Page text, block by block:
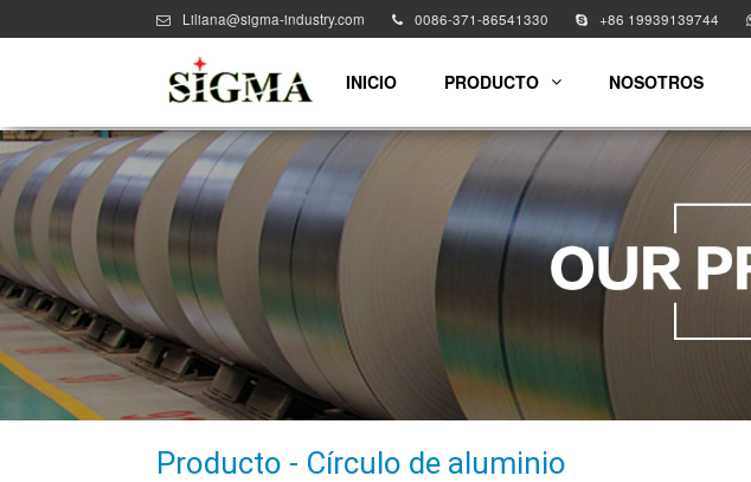
Liliana@sigma-industry.com 0086-371-86541330 +86 19939139744
INICIO PRODUCTO NOSOTROS
Producto - Círculo de aluminio